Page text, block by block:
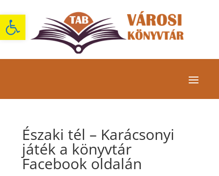
Eszköztár megnyitása
Északi tél – Karácsonyi
játék a könyvtár
Facebook oldalán